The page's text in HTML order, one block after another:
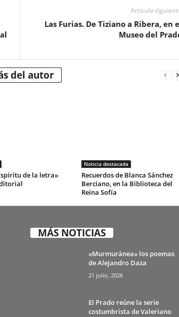
Artículo
Las Furias. De Tiziano a Ribera, en
Museo del
del autor
de la letra»
Noticia destacada
Recuerdos de Blanca Sánchez
Berciano, en la Biblioteca del
Reina Sofía
MÁS NOTICIAS
«Murmuránea» los poemas
de Alejandro Daza
21 julio, 2026
El Prado reúne la serie
costumbrista de Valeriano